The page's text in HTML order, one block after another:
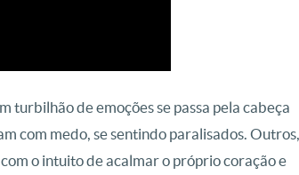
turbilhão de emoções se passa pela cabeça
com medo, se sentindo paralisados. Outros,
o intuito de acalmar o próprio coração e